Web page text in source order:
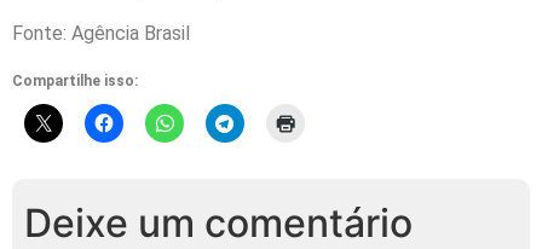
Fonte: Agência Brasil
Compartilhe isso:
Deixe um comentário